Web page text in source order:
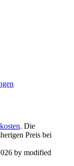
. Die
Preis bei
by modified